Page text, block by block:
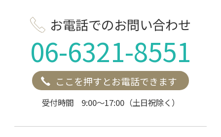
お電話でのお問い合わせ
06-6321-8551
ここを押すとお電話できます
受付時間 9:00～17:00（土日祝除く）